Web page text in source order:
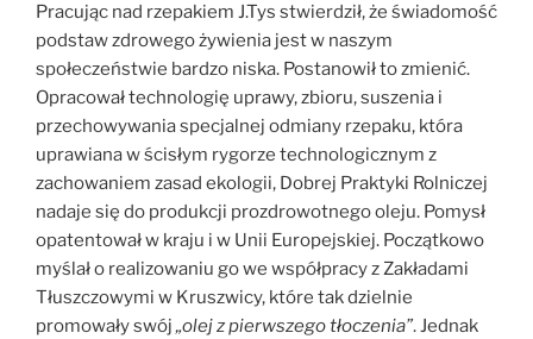
Pracując nad rzepakiem J.Tys stwierdził, że świadomość
podstaw zdrowego żywienia jest w naszym
społeczeństwie bardzo niska. Postanowił to zmienić.
Opracował technologię uprawy, zbioru, suszenia i
przechowywania specjalnej odmiany rzepaku, która
uprawiana w ścisłym rygorze technologicznym z
zachowaniem zasad ekologii, Dobrej Praktyki Rolniczej
nadaje się do produkcji prozdrowotnego oleju. Pomysł
opatentował w kraju i w Unii Europejskiej. Początkowo
myślał o realizowaniu go we współpracy z Zakładami
Tłuszczowymi w Kruszwicy, które tak dzielnie
promowały swój„olej z pierwszego tłoczenia”. Jednak